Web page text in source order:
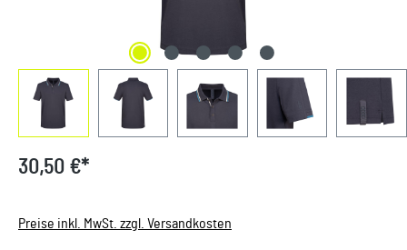
30,50 €*
Preise inkl. MwSt. zzgl. Versandkosten